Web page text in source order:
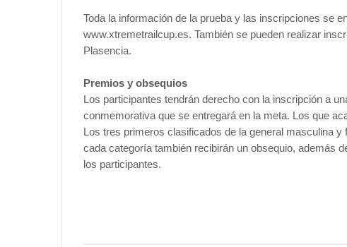
Toda la información de la prueba y las inscripciones se
www.xtremetrailcup.es. También se pueden realizar
Plasencia.
Premios y obsequios
Los participantes tendrán derecho con la inscripción a
conmemorativa que se entregará en la meta. Los que
Los tres primeros clasificados de la general masculina
cada categoría también recibirán un obsequio, además
los participantes.